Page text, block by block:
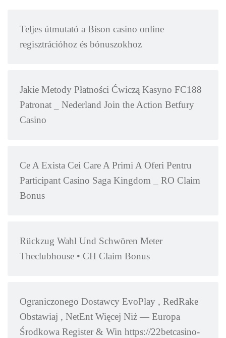
Teljes útmutató a Bison casino online
regisztrációhoz és bónuszokhoz
Jakie Metody Płatności Ćwiczą Kasyno FC188
Patronat _ Nederland Join the Action Betfury
Casino
Ce A Exista Cei Care A Primi A Oferi Pentru
Participant Casino Saga Kingdom _ RO Claim
Bonus
Rückzug Wahl Und Schwören Meter
Theclubhouse • CH Claim Bonus
Ograniczonego Dostawcy EvoPlay , RedRake
Obstawiaj , NetEnt Więcej Niż — Europa
Środkowa Register & Win https://22betcasino-